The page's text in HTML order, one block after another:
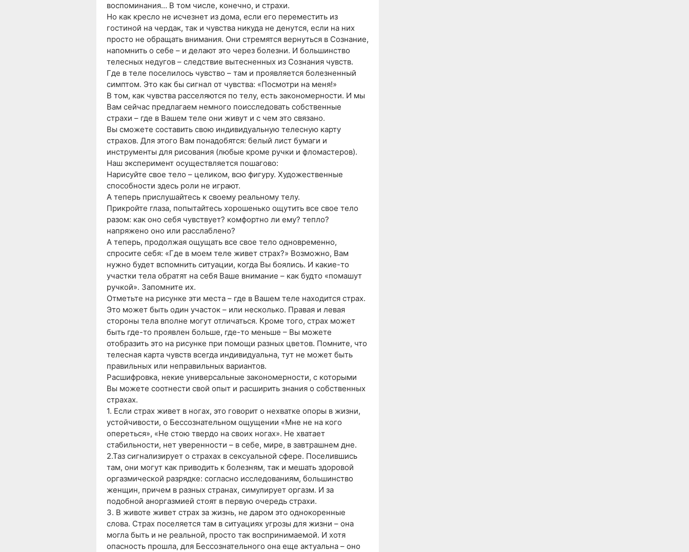
воспоминания… В том числе, конечно, и страхи.
Но как кресло не исчезнет из дома, если его переместить из
гостиной на чердак, так и чувства никуда не денутся, если на них
просто не обращать внимания. Они стремятся вернуться в Сознание,
напомнить о себе – и делают это через болезни. И большинство
телесных недугов – следствие вытесненных из Сознания чувств.
Где в теле поселилось чувство – там и проявляется болезненный
симптом. Это как бы сигнал от чувства: «Посмотри на меня!»
В том, как чувства расселяются по телу, есть закономерности. И мы
Вам сейчас предлагаем немного поисследовать собственные
страхи – где в Вашем теле они живут и с чем это связано.
Вы сможете составить свою индивидуальную телесную карту
страхов. Для этого Вам понадобятся: белый лист бумаги и
инструменты для рисования (любые кроме ручки и фломастеров).
Наш эксперимент осуществляется пошагово:
Нарисуйте свое тело – целиком, всю фигуру. Художественные
способности здесь роли не играют.
А теперь прислушайтесь к своему реальному телу.
Прикройте глаза, попытайтесь хорошенько ощутить все свое тело
разом: как оно себя чувствует? комфортно ли ему? тепло?
напряжено оно или расслаблено?
А теперь, продолжая ощущать все свое тело одновременно,
спросите себя: «Где в моем теле живет страх?» Возможно, Вам
нужно будет вспомнить ситуации, когда Вы боялись. И какие-то
участки тела обратят на себя Ваше внимание – как будто «помашут
ручкой». Запомните их.
Отметьте на рисунке эти места – где в Вашем теле находится страх.
Это может быть один участок – или несколько. Правая и левая
стороны тела вполне могут отличаться. Кроме того, страх может
быть где-то проявлен больше, где-то меньше – Вы можете
отобразить это на рисунке при помощи разных цветов. Помните, что
телесная карта чувств всегда индивидуальна, тут не может быть
правильных или неправильных вариантов.
Расшифровка, некие универсальные закономерности, с которыми
Вы можете соотнести свой опыт и расширить знания о собственных
страхах.
1. Если страх живет в ногах, это говорит о нехватке опоры в жизни,
устойчивости, о Бессознательном ощущении «Мне не на кого
опереться», «Не стою твердо на своих ногах». Не хватает
стабильности, нет уверенности – в себе, мире, в завтрашнем дне.
2.Таз сигнализирует о страхах в сексуальной сфере. Поселившись
там, они могут как приводить к болезням, так и мешать здоровой
оргазмической разрядке: согласно исследованиям, большинство
женщин, причем в разных странах, симулирует оргазм. И за
подобной аноргазмией стоят в первую очередь страхи.
3. В животе живет страх за жизнь, не даром это однокоренные
слова. Страх поселяется там в ситуациях угрозы для жизни – она
могла быть и не реальной, просто так воспринимаемой. И хотя
опасность прошла, для Бессознательного она еще актуальна – оно